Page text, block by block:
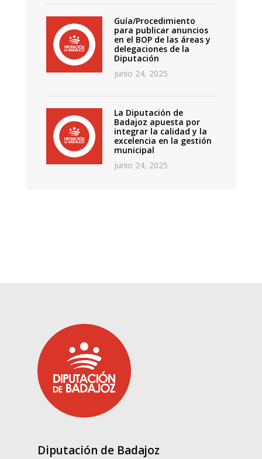
Guía/Procedimiento
para publicar anuncios
en el BOP de las áreas y
delegaciones de la
Diputación
junio 24, 2025
La Diputación de
Badajoz apuesta por
integrar la calidad y la
excelencia en la gestión
municipal
junio 24, 2025
Diputación de Badajoz